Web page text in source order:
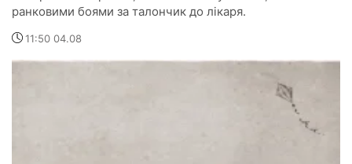
ранковими боями за талончик до лікаря.
11:50 04.08